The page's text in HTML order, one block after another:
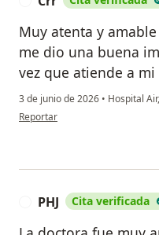
Muy atenta y
me dio una buena
vez que atiende a
3 de junio de 2026 • Hospital
en opinión del usuario Crr
Reportar
PHJ Cita verificada